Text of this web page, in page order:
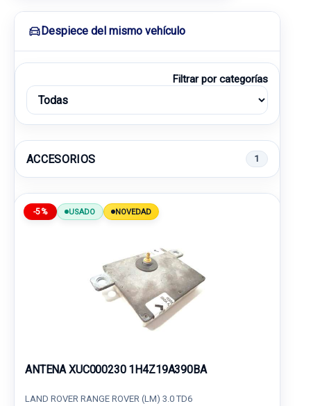
Despiece del mismo vehículo
Filtrar por categorías
ACCESORIOS 1
-5% USADO NOVEDAD
ANTENA XUC000230 1H4Z19A390BA
LAND ROVER RANGE ROVER (LM) 3.0 TD6